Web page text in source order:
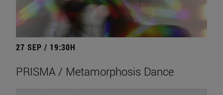
27 SEP / 19:30H
PRISMA / Metamorphosis Dance